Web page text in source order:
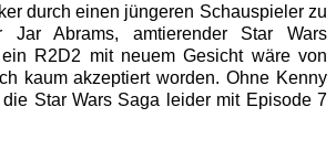
durch einen jüngeren Schauspieler zu
Jar Abrams, amtierender Star Wars
ein R2D2 mit neuem Gesicht wäre von
kaum akzeptiert worden. Ohne Kenny
Star Wars Saga leider mit Episode 7